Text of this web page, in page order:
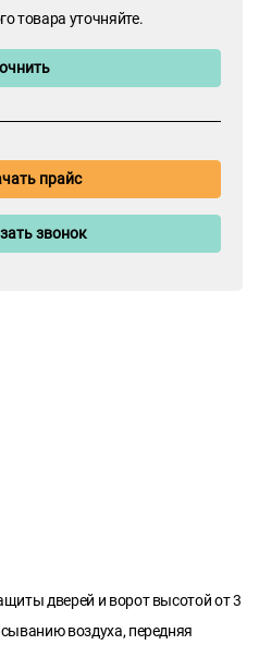
товара уточняйте.
прайс
звонок
дверей и ворот высотой от 3
воздуха, передняя